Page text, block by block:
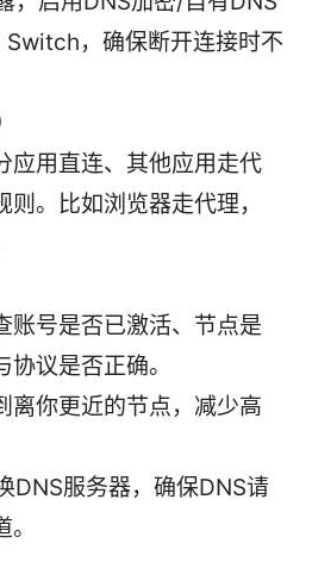
，确保断开连接时不
应用直连、其他应用走代
。比如浏览器走代理，
账号是否已激活、节点是
议是否正确。
离你更近的节点，减少高
DNS服务器，确保DNS请